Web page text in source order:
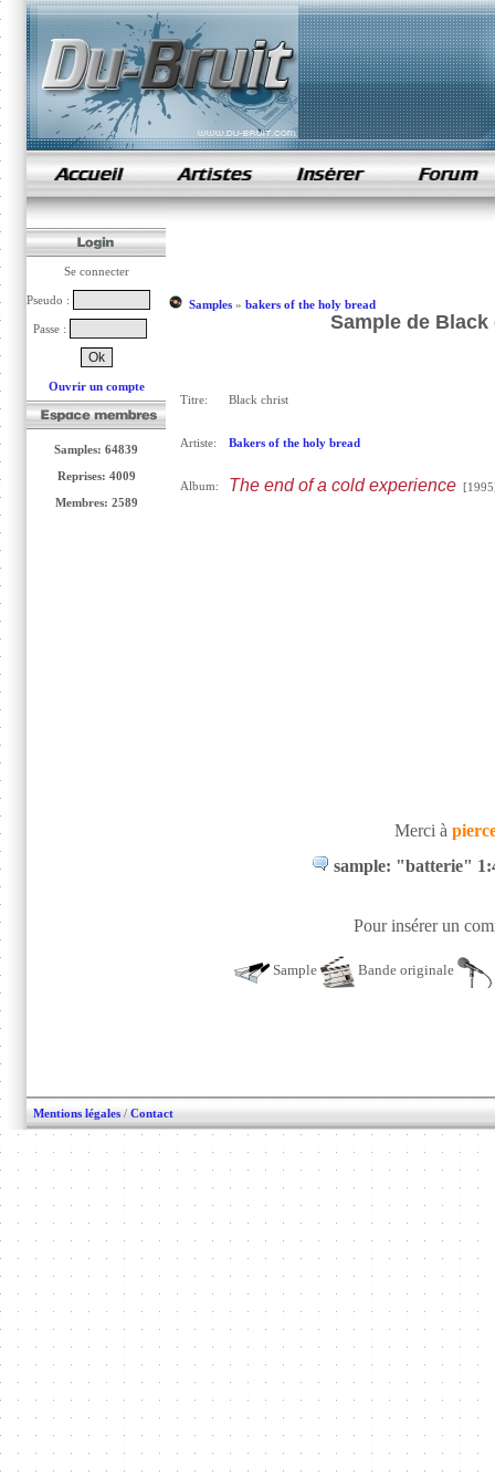
samples de rap
Se connecter
Pseudo :
Passe :
Ouvrir un compte
Samples: 64839
Reprises: 4009
Membres: 2589
Samples» bakers of the holy bread
Sample de
Titre: Black christ
Artiste: Bakers of the holy bread
Album: The end of a cold experience
Merci à
sample: "batterie"
Pour insérer un
Sample Bande originale
Mentions légales / Contact